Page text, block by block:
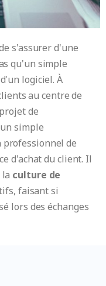
s'assurer d'une
qu'un simple
logiciel. À
au centre de
de
simple
professionnel de
d'achat du client. Il
culture de
faisant si
lors des échanges